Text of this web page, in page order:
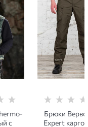
с
Брюки
Expert карго